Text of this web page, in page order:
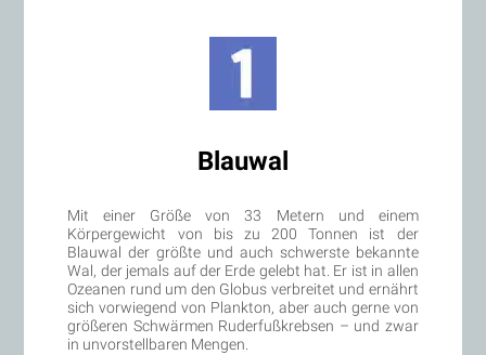
Blauwal
Mit einer Größe von 33 Metern und einem
Körpergewicht von bis zu 200 Tonnen ist der
Blauwal der größte und auch schwerste bekannte
Wal, der jemals auf der Erde gelebt hat. Er ist in allen
Ozeanen rund um den Globus verbreitet und ernährt
sich vorwiegend von Plankton, aber auch gerne von
größeren Schwärmen Ruderfußkrebsen – und zwar
in unvorstellbaren Mengen.